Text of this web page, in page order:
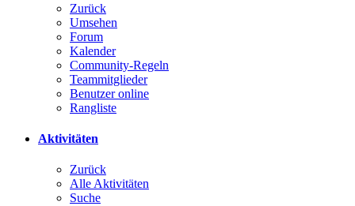
Zurück
Umsehen
Forum
Kalender
Community-Regeln
Teammitglieder
Benutzer online
Rangliste
Aktivitäten
Zurück
Alle Aktivitäten
Suche